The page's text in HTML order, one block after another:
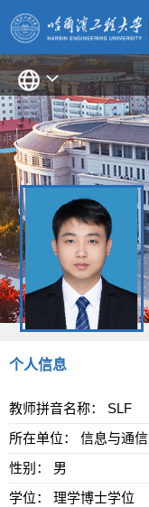
个人信息
教师拼音名称： SLF
所在单位： 信息与通
性别： 男
学位： 理学博士学位